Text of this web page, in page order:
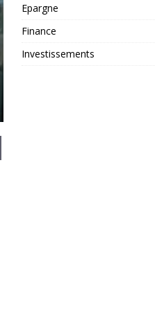
Epargne
Finance
Investissements